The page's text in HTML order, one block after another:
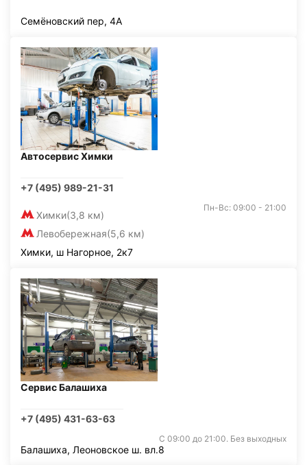
Семёновский пер, 4А
Автосервис Химки
+7 (495) 989-21-31
Химки(3,8 км)
Левобережная(5,6 км)
Пн-Вс: 09:00 - 21:00
Химки, ш Нагорное, 2к7
Сервис Балашиха
+7 (495) 431-63-63
С 09:00 до 21:00. Без выходных
Балашиха, Леоновское ш. вл.8